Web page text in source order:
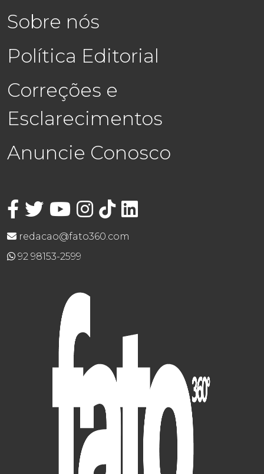
Sobre nós
Política Editorial
Correções e
Esclarecimentos
Anuncie Conosco
redacao@fato360.com
92 98153-2599